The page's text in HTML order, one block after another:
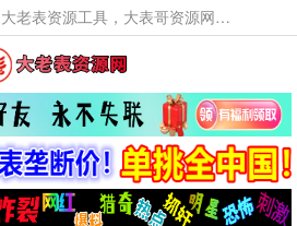
本网站提供资源工具下载，大老表资源工具，大表哥资源网软件工具，大老表资源下载，活动线报福利资源分享,活动线报，大型网游经典游戏，网络热门技术游戏辅助交流与分享。